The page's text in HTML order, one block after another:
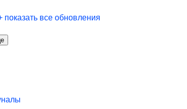
показать все обновления